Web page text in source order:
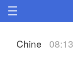
Chine